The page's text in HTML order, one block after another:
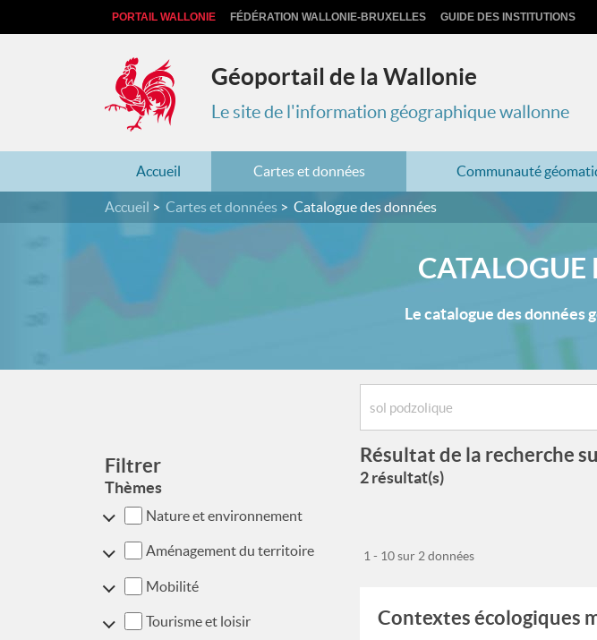
PORTAIL WALLONIE FÉDÉRATION WALLONIE-BRUXELLES GUIDE DES INSTITUTIONS
Géoportail de la Wallonie
Le site de l'information géographique wallonne
Accueil Cartes et données Communauté
Accueil Cartes et données Catalogue des données
CATALOGUE
Le catalogue des données
Filtrer
Thèmes
Nature et environnement
Aménagement du territoire
Mobilité
Tourisme et loisir
Résultat de la recherche
2 résultat(s)
1 - 10 sur 2 données
Contextes écologiques